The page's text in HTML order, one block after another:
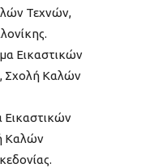
Τεχνών,
Εικαστικών
Σχολή Καλών
Εικαστικών
Καλών